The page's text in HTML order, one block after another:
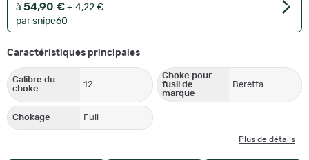
à 54,90 € + 4,22 €
par snipe60
Caractéristiques principales
Calibre du
choke
12
Choke pour
fusil de
marque
Beretta
Chokage Full
Plus de détails